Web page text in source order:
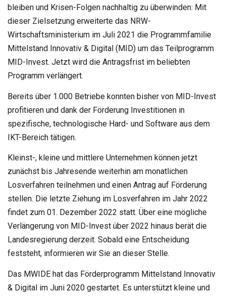
bleiben und Krisen-Folgen nachhaltig zu überwinden: Mit
dieser Zielsetzung erweiterte das NRW-
Wirtschaftsministerium im Juli 2021 die Programmfamilie
Mittelstand Innovativ & Digital (MID) um das Teilprogramm
MID-Invest. Jetzt wird die Antragsfrist im beliebten
Programm verlängert.
Bereits über 1.000 Betriebe konnten bisher von MID-Invest
profitieren und dank der Förderung Investitionen in
spezifische, technologische Hard- und Software aus dem
IKT-Bereich tätigen.
Kleinst-, kleine und mittlere Unternehmen können jetzt
zunächst bis Jahresende weiterhin am monatlichen
Losverfahren teilnehmen und einen Antrag auf Förderung
stellen. Die letzte Ziehung im Losverfahren im Jahr 2022
findet zum 01. Dezember 2022 statt. Über eine mögliche
Verlängerung von MID-Invest über 2022 hinaus berät die
Landesregierung derzeit. Sobald eine Entscheidung
feststeht, informieren wir Sie an dieser Stelle.
Das MWIDE hat das Förderprogramm Mittelstand Innovativ
& Digital im Juni 2020 gestartet. Es unterstützt kleine und